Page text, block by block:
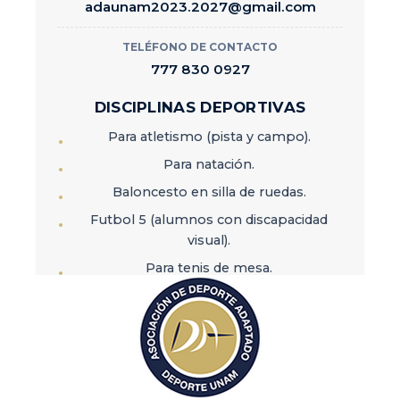
Datos relevantes
Universitarios fue
Campeón Nacional
en 1969 y 1970.
La charrería es el
Deporte Nacional en
Patrimonio Cultural
Inmaterial de la
Humanidad por la
UNESCO en 2016.
adaunam2023.2027@gmail.com
TELÉFONO DE CONTACTO
777 830 0927
DISCIPLINAS DEPORTIVAS
Para atletismo (pista y campo).
Para natación.
Baloncesto en silla de ruedas.
Futbol 5 (alumnos con discapacidad
visual).
Para tenis de mesa.
Para tenis de cancha.
Para tiro con arco.